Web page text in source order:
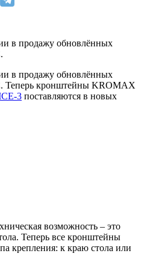
в продажу обновлённых
в продажу обновлённых
Теперь кронштейны KROMAX
3 поставляются в новых
возможность – это
Теперь все кронштейны
крепления: к краю стола или